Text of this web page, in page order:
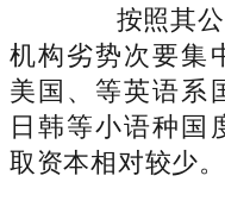
按照其公
机构劣势次要集
美国、等英语系
日韩等小语种国
取资本相对较少。